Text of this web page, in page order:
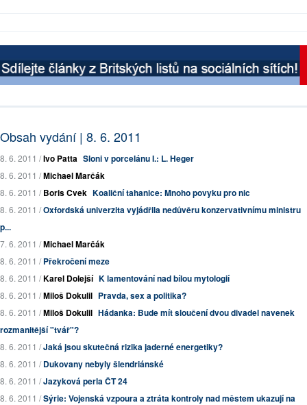
Obsah vydání | 8. 6. 2011
8. 6. 2011 /Ivo Patta Sloni v porcelánu I.: L. Heger
8. 6. 2011 /Michael Marčák
8. 6. 2011 /Boris Cvek Koaliční tahanice: Mnoho povyku pro nic
8. 6. 2011 /Oxfordská univerzita vyjádřila nedůvěru konzervativnímu ministru
p...
7. 6. 2011 /Michael Marčák
8. 6. 2011 /Překročení meze
8. 6. 2011 /Karel Dolejší K lamentování nad bílou mytologií
8. 6. 2011 /Miloš Dokulil Pravda, sex a politika?
8. 6. 2011 /Miloš Dokulil Hádanka: Bude mít sloučení dvou divadel navenek
rozmanitější "tvář"?
8. 6. 2011 /Jaká jsou skutečná rizika jaderné energetiky?
8. 6. 2011 /Dukovany nebyly šlendriánské
8. 6. 2011 /Jazyková perla ČT 24
8. 6. 2011 /Sýrie: Vojenská vzpoura a ztráta kontroly nad městem ukazují na